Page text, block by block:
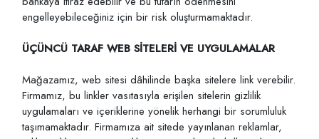
engelleyebileceğiniz için bir risk oluşturmamaktadır.
ÜÇÜNCÜ TARAF WEB SİTELERİ VE UYGULAMALAR
Mağazamız, web sitesi dâhilinde başka sitelere link verebilir.
Firmamız, bu linkler vasıtasıyla erişilen sitelerin gizlilik
uygulamaları ve içeriklerine yönelik herhangi bir sorumluluk
taşımamaktadır. Firmamıza ait sitede yayınlanan reklamlar,